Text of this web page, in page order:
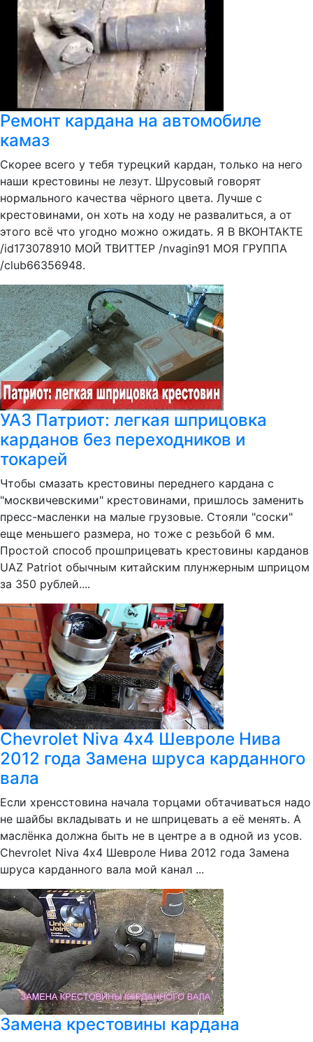
Ремонт кардана на автомобиле
камаз
Скорее всего у тебя турецкий кардан, только на него
наши крестовины не лезут. Шрусовый говорят
нормального качества чёрного цвета. Лучше с
крестовинами, он хоть на ходу не развалиться, а от
этого всё что угодно можно ожидать. Я В ВКОНТАКТЕ
/id173078910 МОЙ ТВИТТЕР /nvagin91 МОЯ ГРУППА
/club66356948.
УАЗ Патриот: легкая шприцовка
карданов без переходников и
токарей
Чтобы смазать крестовины переднего кардана с
"москвичевскими" крестовинами, пришлось заменить
пресс-масленки на малые грузовые. Стояли "соски"
еще меньшего размера, но тоже с резьбой 6 мм.
Простой способ прошприцевать крестовины карданов
UAZ Patriot обычным китайским плунжерным шприцом
за 350 рублей....
Chevrolet Niva 4х4 Шевроле Нива
2012 года Замена шруса карданного
вала
Если хренсстовина начала торцами обтачиваться надо
не шайбы вкладывать и не шприцевать а её менять. А
маслёнка должна быть не в центре а в одной из усов.
Chevrolet Niva 4х4 Шевроле Нива 2012 года Замена
шруса карданного вала мой канал ...
Замена крестовины кардана